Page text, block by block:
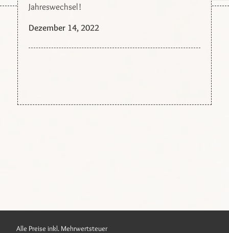
Jahreswechsel!
Dezember 14, 2022
Alle Preise inkl. Mehrwertsteuer